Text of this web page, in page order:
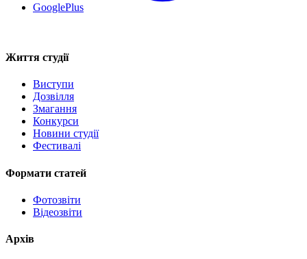
GooglePlus
Життя студії
Виступи
Дозвілля
Змагання
Конкурси
Новини студії
Фестивалі
Формати статей
Фотозвіти
Відеозвіти
Архів